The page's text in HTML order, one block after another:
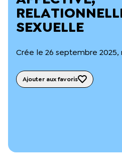
Notre documentation
Webinaires
L’équipe du Crips
Rapports d’activité et
Projets réalisés avec nos
SEXUELLE
Crée le 26 septembre
Ajouter aux favoris